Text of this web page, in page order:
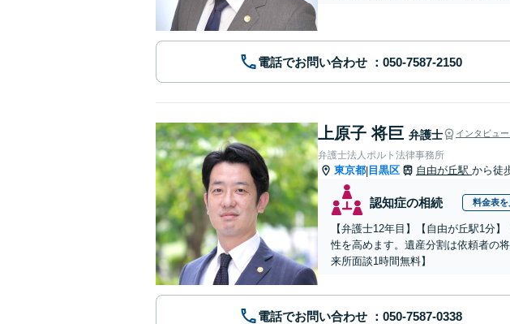
電話でお問い合わせ
上原子 将巨 弁護士 インタビュ
弁護士法人ポルト法律事務所
東京都| 目黒区 自由が丘駅 から徒
認知症の相続 料金表を
【弁護士12年目】【自由が丘駅1分
性を高めます。遺産分割は依頼者の
来所面談1時間無料】
電話でお問い合わせ